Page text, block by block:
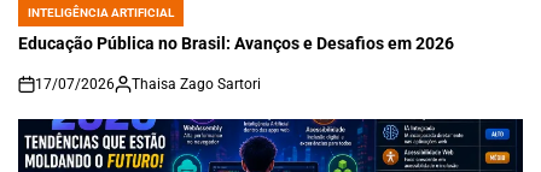
POSTED
IN
INTELIGÊNCIA ARTIFICIAL
Educação Pública no Brasil: Avanços e Desafios em 2026
on
17/07/2026 Thaisa Zago Sartori